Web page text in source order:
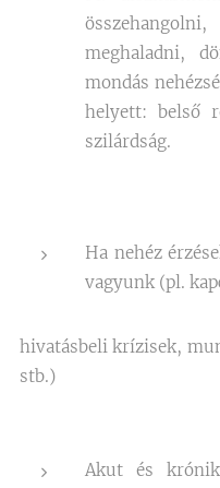
meghaladni,
mondás
helyett: belső
szilárdság.
Ha nehéz
vagyunk (pl.
hivatásbeli krízisek,
stb.)
Akut és